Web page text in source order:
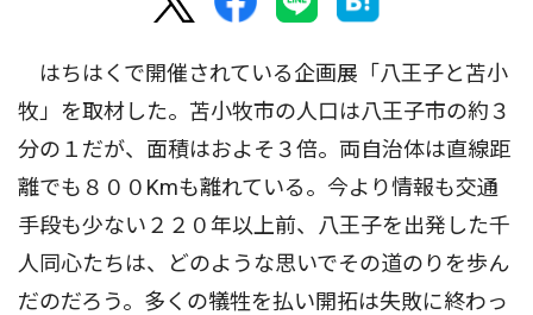
はちはくで開催されている企画展「八王子と苫小
牧」を取材した。苫小牧市の人口は八王子市の約３
分の１だが、面積はおよそ３倍。両自治体は直線距
離でも８００Kmも離れている。今より情報も交通
手段も少ない２２０年以上前、八王子を出発した千
人同心たちは、どのような思いでその道のりを歩ん
だのだろう。多くの犠牲を払い開拓は失敗に終わっ